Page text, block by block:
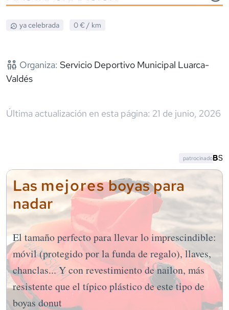
ya celebrada 0 € / km
Organiza: Servicio Deportivo Municipal Luarca-
Valdés
Última actualización en esta página: 21 de junio, 2026
Las mejoresboyas para
nadar
El tamaño perfecto para llevar lo imprescindible:
móvil (protegido por la funda de regalo), llaves,
chanclas... Y con revestimiento de nailon, más
resistente que el típico plástico de este tipo de
boyas donut
patrocinado